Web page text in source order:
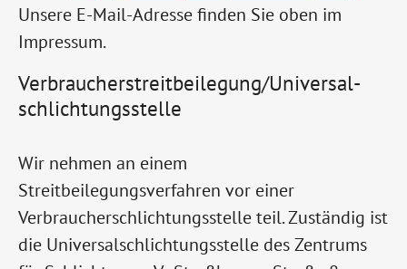
Unsere E-Mail-Adresse finden Sie oben im
Impressum.
Verbraucher­streit­beilegung/Universal­
schlichtungs­stelle
Wir nehmen an einem
Streitbeilegungsverfahren vor einer
Verbraucherschlichtungsstelle teil. Zuständig ist
die Universalschlichtungsstelle des Zentrums